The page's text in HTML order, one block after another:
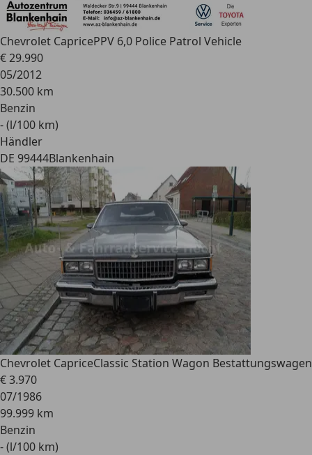
Chevrolet CapricePPV 6,0 Police Patrol Vehicle
€ 29.990
05/2012
30.500 km
Benzin
- (l/100 km)
Händler
DE 99444Blankenhain
Chevrolet CapriceClassic Station Wagon Bestattungswagen
€ 3.970
07/1986
99.999 km
Benzin
- (l/100 km)